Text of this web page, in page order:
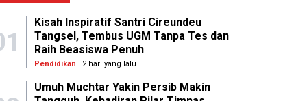
Kisah Inspiratif Santri Cireundeu
Tangsel, Tembus UGM Tanpa Tes dan
Raih Beasiswa Penuh
Pendidikan | 2 hari yang lalu
Umuh Muchtar Yakin Persib Makin